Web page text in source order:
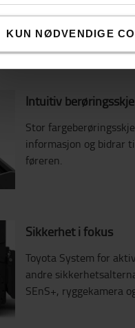
KUN NØDVENDIGE
bedre
regenerativ bremsing
energiforbruket.
Intuitiv
Stor
informasjon og bidrar
føreren.
Sikkerhet i fokus
Toyota System for
andre
SEnS+, ryggekamera